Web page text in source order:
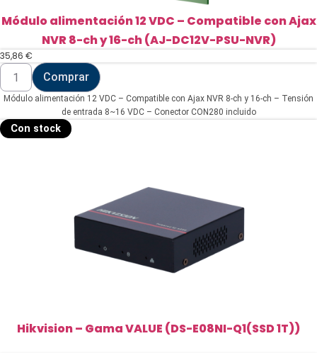
Módulo alimentación 12 VDC – Compatible con Ajax
NVR 8-ch y 16-ch (AJ-DC12V-PSU-NVR)
35,86 €
Módulo
alimentación
12
VDC
Compatible
con
Comprar
Módulo alimentación 12 VDC – Compatible con Ajax NVR 8-ch y 16-ch – Tensión
de entrada 8~16 VDC – Conector CON280 incluido
Con stock
Hikvision – Gama VALUE (DS-E08NI-Q1(SSD 1T))